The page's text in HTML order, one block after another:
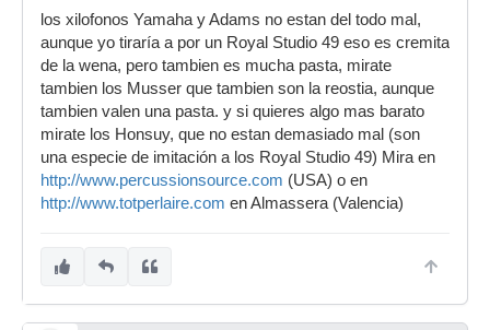
los xilofonos Yamaha y Adams no estan del todo mal,
aunque yo tiraría a por un Royal Studio 49 eso es cremita
de la wena, pero tambien es mucha pasta, mirate
tambien los Musser que tambien son la reostia, aunque
tambien valen una pasta. y si quieres algo mas barato
mirate los Honsuy, que no estan demasiado mal (son
una especie de imitación a los Royal Studio 49) Mira en
http://www.percussionsource.com (USA) o en
http://www.totperlaire.com en Almassera (Valencia)